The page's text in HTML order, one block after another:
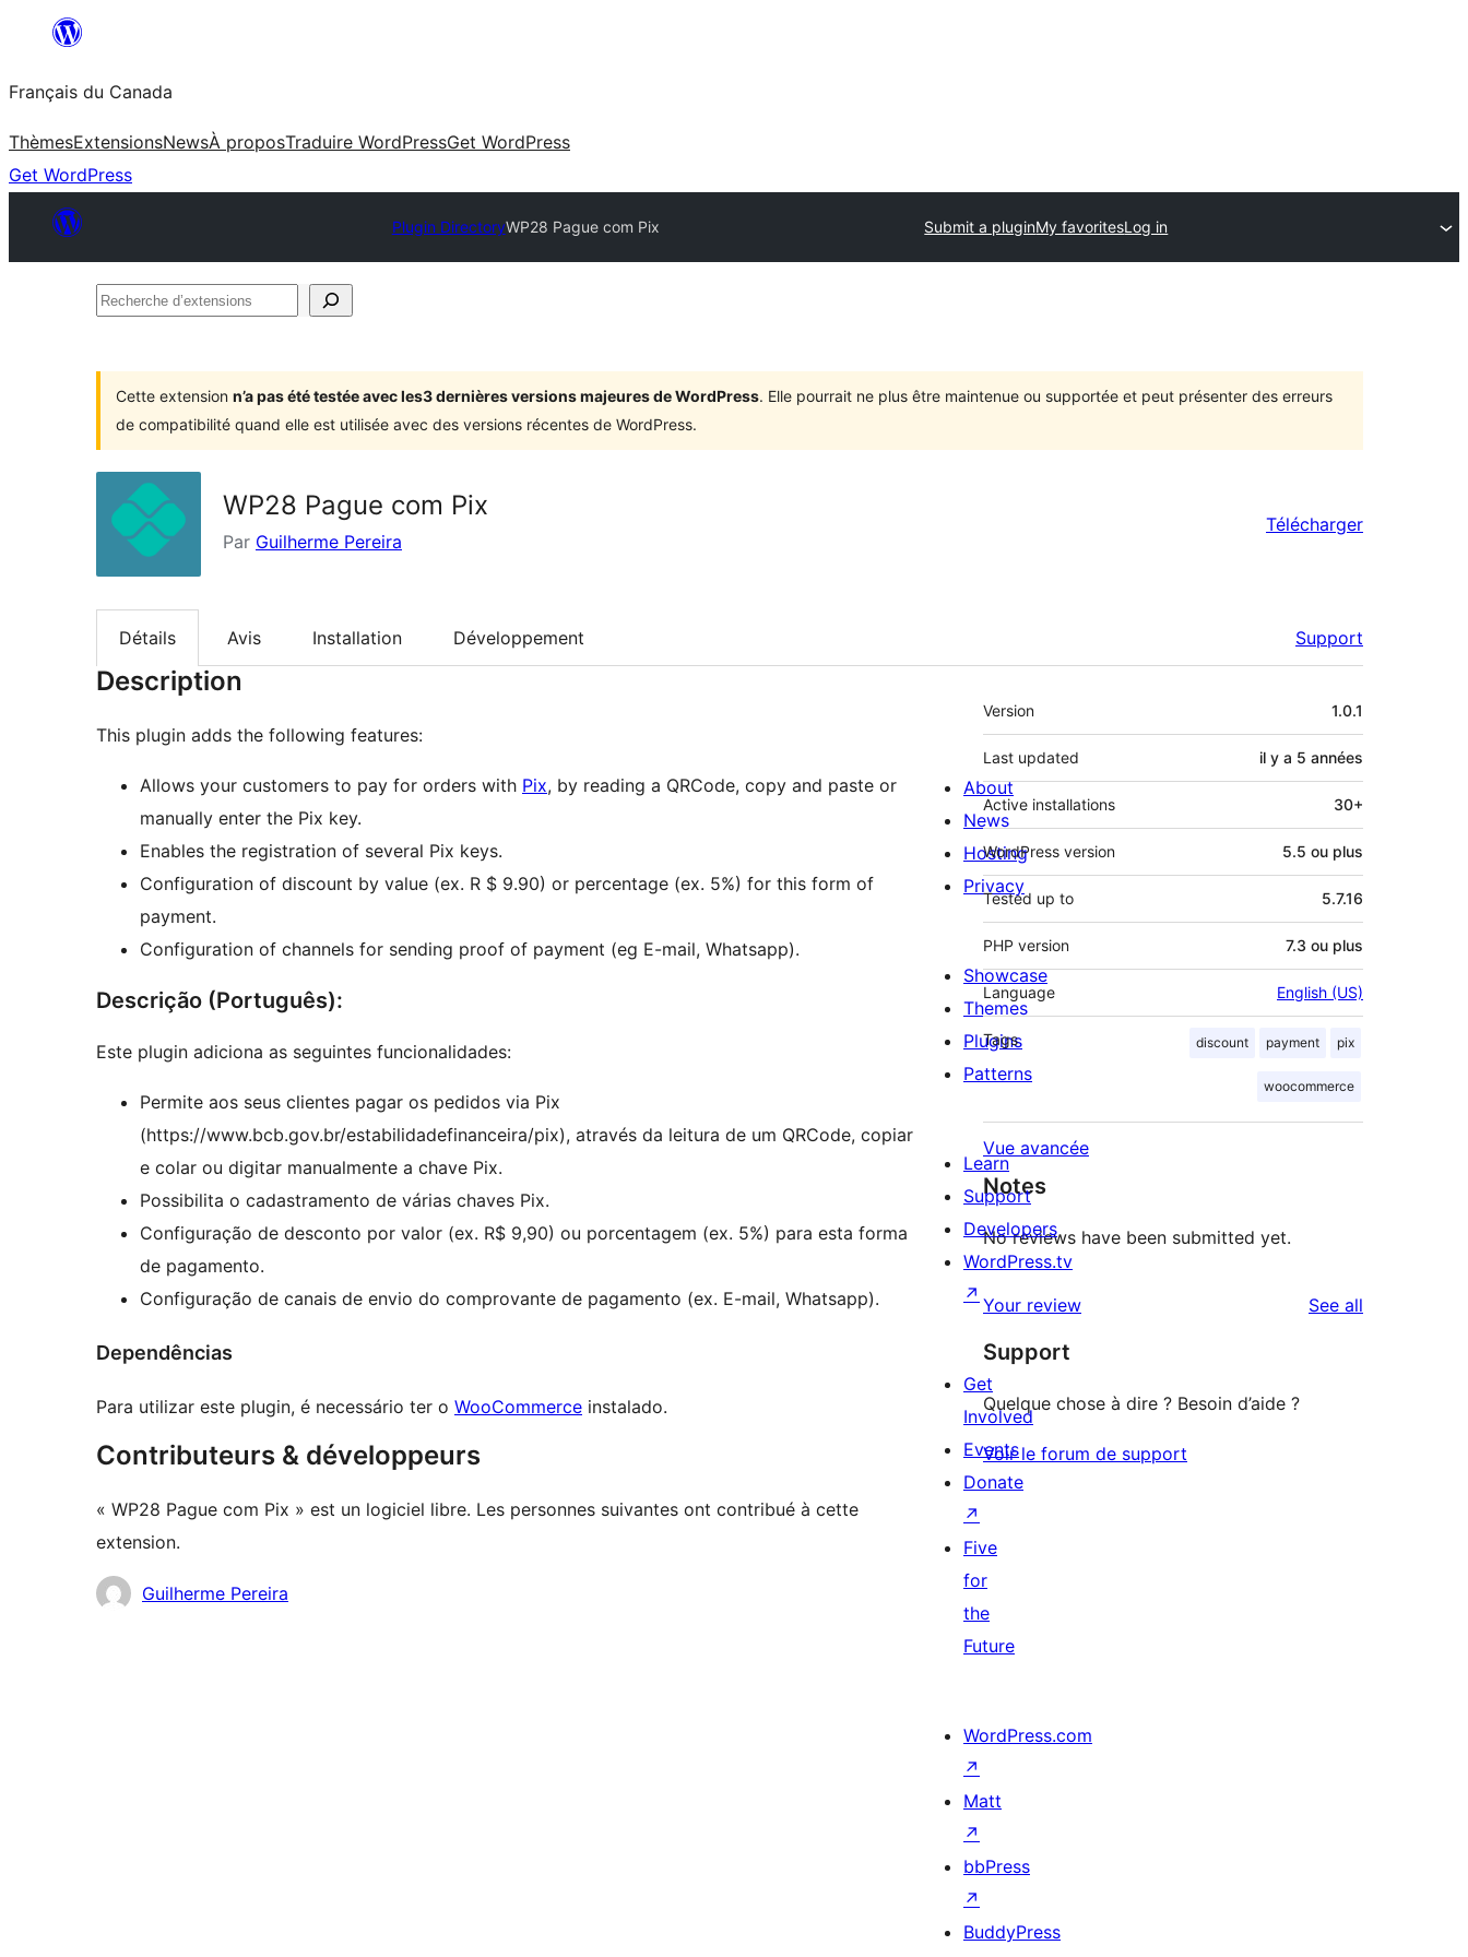
contenu
Français du Canada
ThèmesExtensionsNewsÀ proposTraduire WordPressGet WordPress
Get WordPress
Plugin DirectoryWP28 Pague com Pix Submit a pluginMy favoritesLog in
Recherche
Cette extension n’a pas été testée avec les3 dernières versions majeures de WordPress. Elle pourrait ne plus être maintenue ou supportée et peut présenter des erreurs
de compatibilité quand elle est utilisée avec des versions récentes de WordPress.
WP28 Pague com Pix
Par Guilherme Pereira
Télécharger
Détails Avis Installation Développement Support
Description
This plugin adds the following features:
Allows your customers to pay for orders with Pix, by reading a QRCode, copy and paste or
manually enter the Pix key.
Enables the registration of several Pix keys.
Configuration of discount by value (ex. R $ 9.90) or percentage (ex. 5%) for this form of
payment.
Configuration of channels for sending proof of payment (eg E-mail, Whatsapp).
Descrição (Português):
Este plugin adiciona as seguintes funcionalidades:
Permite aos seus clientes pagar os pedidos via Pix
(https://www.bcb.gov.br/estabilidadefinanceira/pix), através da leitura de um QRCode, copiar
e colar ou digitar manualmente a chave Pix.
Possibilita o cadastramento de várias chaves Pix.
Configuração de desconto por valor (ex. R$ 9,90) ou porcentagem (ex. 5%) para esta forma
de pagamento.
Configuração de canais de envio do comprovante de pagamento (ex. E-mail, Whatsapp).
Dependências
Para utilizar este plugin, é necessário ter o WooCommerce instalado.
Contributeurs & développeurs
« WP28 Pague com Pix » est un logiciel libre. Les personnes suivantes ont contribué à cette
extension.
Contributeurs
Guilherme Pereira
Méta
Version 1.0.1
Last updated il y a 5 années
Active installations 30+
WordPress version 5.5 ou plus
Tested up to 5.7.16
PHP version 7.3 ou plus
Language English (US)
Tags discount payment pix
woocommerce
Vue avancée
Notes
No reviews have been submitted yet.
Your review See all
Support
Quelque chose à dire ? Besoin d’aide ?
Voir le forum de support
About
News
Hosting
Privacy
Showcase
Themes
Plugins
Patterns
Learn
Support
Developers
WordPress.tv
↗
Get
Involved
Events
Donate
↗
Five
for
the
Future
WordPress.com
↗
Matt
↗
bbPress
↗
BuddyPress